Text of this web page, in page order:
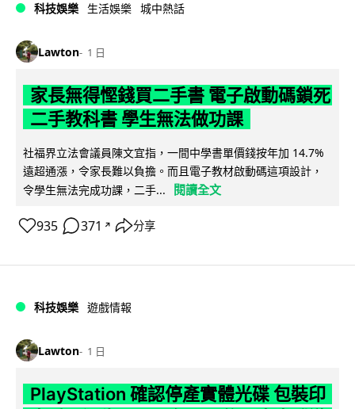
科技娛樂 生活娛樂 城中熱話
Lawton 1 日
家長無得慳錢買二手書 電子啟動碼鎖死
二手教科書 學生無法做功課
社福界立法會議員陳文宜指，一間中學書單價錢按年加 14.7%
遠超通漲，令家長難以負擔。而且電子教材啟動碼這項設計，
令學生無法完成功課，二手...
閱讀全文
935 371 ↗ 分享
科技娛樂 遊戲情報
Lawton 1 日
PlayStation 確認停產實體光碟 包裝印